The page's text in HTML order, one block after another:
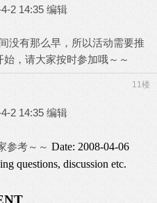
2 14:35 编辑
没有那么早，所以活动需要推
，请大家按时参加哦～～
11楼
2 14:35 编辑
参考～～ Date: 2008-04-06
questions, discussion etc.